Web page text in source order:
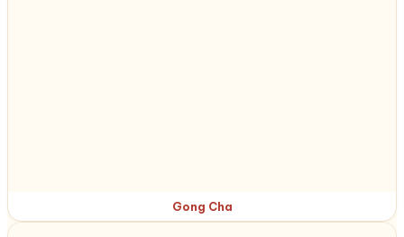
Gong Cha